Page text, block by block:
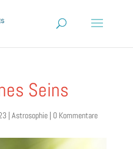
Seins
| Astrosophie| 0 Kommentare